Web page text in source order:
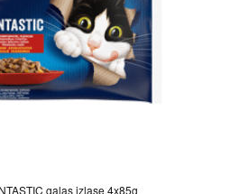
gaļas izlase 4x85g